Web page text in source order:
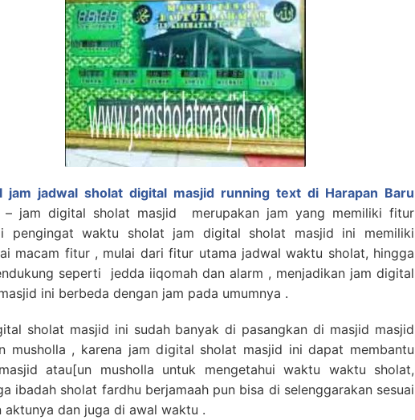
jam jadwal sholat digital masjid running text di Harapan Baru
– jam digital sholat masjid merupakan jam yang memiliki fitur
pengingat waktu sholat jam digital sholat masjid ini memiliki
macam fitur , mulai dari fitur utama jadwal waktu sholat, hingga
seperti jedda iiqomah dan alarm , menjadikan jam digital
ini berbeda dengan jam pada umumnya .
sholat masjid ini sudah banyak di pasangkan di masjid masjid
musholla , karena jam digital sholat masjid ini dapat membantu
atau[un musholla untuk mengetahui waktu waktu sholat,
ibadah sholat fardhu berjamaah pun bisa di selenggarakan sesuai
aktunya dan juga di awal waktu .